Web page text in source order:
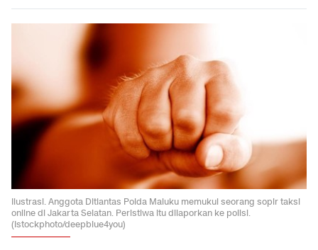
Ilustrasi. Anggota Ditlantas Polda Maluku memukul seorang sopir taksi
online di Jakarta Selatan. Peristiwa itu dilaporkan ke polisi.
(Istockphoto/deepblue4you)